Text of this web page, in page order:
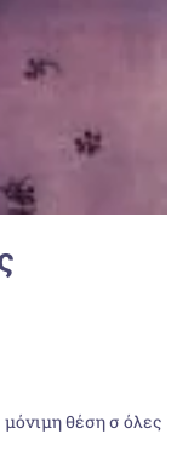
θέση σ όλες